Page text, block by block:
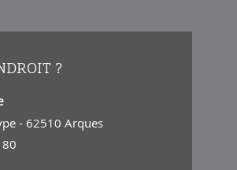
?
- 62510 Arques